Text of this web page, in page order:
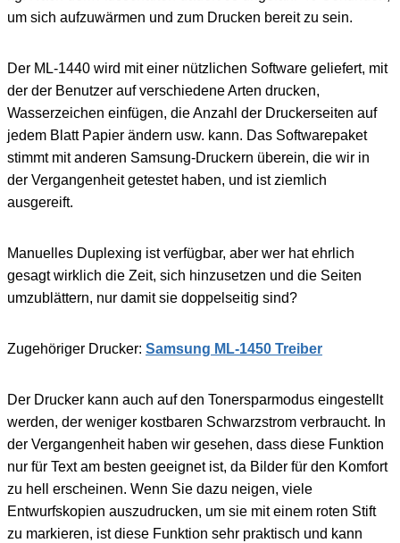
um sich aufzuwärmen und zum Drucken bereit zu sein.
Der ML-1440 wird mit einer nützlichen Software geliefert, mit
der der Benutzer auf verschiedene Arten drucken,
Wasserzeichen einfügen, die Anzahl der Druckerseiten auf
jedem Blatt Papier ändern usw. kann. Das Softwarepaket
stimmt mit anderen Samsung-Druckern überein, die wir in
der Vergangenheit getestet haben, und ist ziemlich
ausgereift.
Manuelles Duplexing ist verfügbar, aber wer hat ehrlich
gesagt wirklich die Zeit, sich hinzusetzen und die Seiten
umzublättern, nur damit sie doppelseitig sind?
Zugehöriger Drucker: Samsung ML-1450 Treiber
Der Drucker kann auch auf den Tonersparmodus eingestellt
werden, der weniger kostbaren Schwarzstrom verbraucht. In
der Vergangenheit haben wir gesehen, dass diese Funktion
nur für Text am besten geeignet ist, da Bilder für den Komfort
zu hell erscheinen. Wenn Sie dazu neigen, viele
Entwurfskopien auszudrucken, um sie mit einem roten Stift
zu markieren, ist diese Funktion sehr praktisch und kann